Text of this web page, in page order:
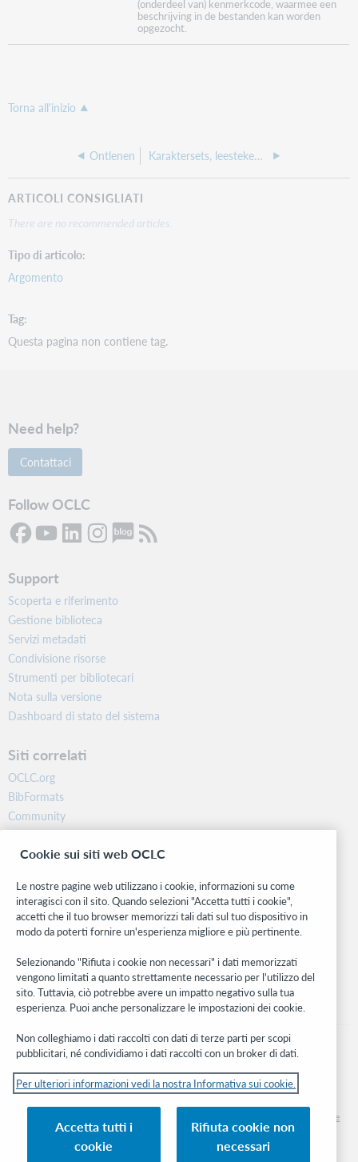
(onderdeel van) kenmerkcode, waarmee een
beschrijving in de bestanden kan worden
opgezocht.
Torna all'inizio
Ontlenen Karaktersets, leestekens, interpunctie e.d.
ARTICOLI CONSIGLIATI
There are no recommended articles.
Tipo di articolo
Argomento
Tag
Questa pagina non contiene tag.
Need help?
Contattaci
Follow OCLC
Support
Scoperta e riferimento
Gestione biblioteca
Servizi metadati
Condivisione risorse
Strumenti per bibliotecari
Nota sulla versione
Dashboard di stato del sistema
Siti correlati
OCLC.org
BibFormats
Community
Ricerca
WebJunction
Stay in the know.
Ricevi gli ultimi aggiornamenti di prodotti, ricerche, eventi e molto
altro direttamente nella tua casella di posta.
Subscribe now
© 2026 OCLC
Marchi e/o marchi di servizio nazionali e internazionali di OCLC, Inc. e delle sue
Informativa sui cookie Elenco e impostazioni dei cookie
Cookie sui siti web OCLC
Le nostre pagine web utilizzano i cookie, informazioni su come
interagisci con il sito. Quando selezioni "Accetta tutti i cookie",
accetti che il tuo browser memorizzi tali dati sul tuo dispositivo in
modo da poterti fornire un'esperienza migliore e più pertinente.
Selezionando "Rifiuta i cookie non necessari" i dati memorizzati
vengono limitati a quanto strettamente necessario per l'utilizzo del
sito. Tuttavia, ciò potrebbe avere un impatto negativo sulla tua
esperienza. Puoi anche personalizzare le impostazioni dei cookie.
Non colleghiamo i dati raccolti con dati di terze parti per scopi
pubblicitari, né condividiamo i dati raccolti con un broker di dati.
Per ulteriori informazioni vedi la nostra Informativa sui cookie.
Accetta tutti i
cookie
Rifiuta cookie non
necessari